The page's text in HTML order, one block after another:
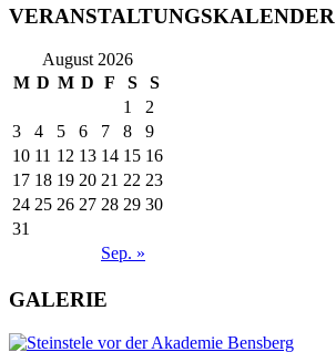
VERANSTALTUNGSKALENDER
August 2026
M D M D F S S
Sep. »
1
2
3
4 5 6 7 8
9
10 11 12 13 14 15 16
17 18 19 20 21 22 23
24 25 26 27 28 29 30
31
GALERIE